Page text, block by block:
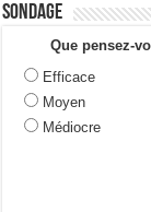
Sondage
Que pensez-
Efficace
Moyen
Médiocre